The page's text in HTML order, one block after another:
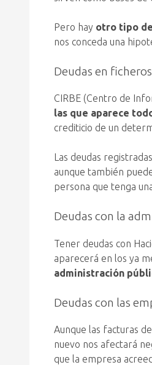
Pero hay otro tipo
nos conceda una
Deudas en
CIRBE (Centro de
las que aparece
crediticio de un
Las deudas
aunque también
persona que tenga
Deudas con la
Tener deudas con
aparecerá en los ya
administración
Deudas con las
Aunque las facturas
nuevo nos afectará
que la empresa